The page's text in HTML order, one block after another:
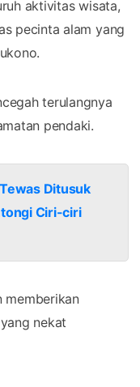
aktivitas wisata,
pecinta alam yang
terulangnya
pendaki.
Ditusuk
Ciri-ciri
memberikan
nekat